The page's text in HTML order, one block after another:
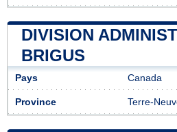
DIVISION
BRIGUS
Pays Canada
Province Terre-